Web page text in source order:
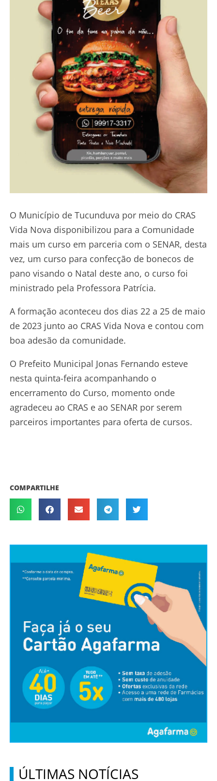
O Município de Tucunduva por meio do CRAS
Vida Nova disponibilizou para a Comunidade
mais um curso em parceria com o SENAR, desta
vez, um curso para confecção de bonecos de
pano visando o Natal deste ano, o curso foi
ministrado pela Professora Patrícia.
A formação aconteceu dos dias 22 a 25 de maio
de 2023 junto ao CRAS Vida Nova e contou com
boa adesão da comunidade.
O Prefeito Municipal Jonas Fernando esteve
nesta quinta-feira acompanhando o
encerramento do Curso, momento onde
agradeceu ao CRAS e ao SENAR por serem
parceiros importantes para oferta de cursos.
COMPARTILHE
ÚLTIMAS NOTÍCIAS